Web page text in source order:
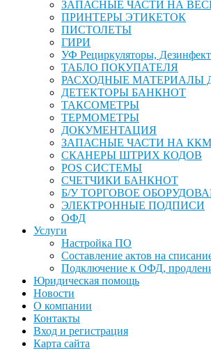
ЗАПАСНЫЕ ЧАСТИ НА
ПРИНТЕРЫ ЭТИКЕТОК
ПИСТОЛЕТЫ
ГИРИ
УФ Рециркуляторы,
ТАБЛО ПОКУПАТЕЛЯ
РАСХОДНЫЕ МАТЕРИАЛЫ
ДЕТЕКТОРЫ БАНКНОТ
ТАКСОМЕТРЫ
ТЕРМОМЕТРЫ
ДОКУМЕНТАЦИЯ
ЗАПАСНЫЕ ЧАСТИ НА ККМ
СКАНЕРЫ ШТРИХ КОДОВ
POS СИСТЕМЫ
СЧЕТЧИКИ БАНКНОТ
Б/У ТОРГОВОЕ
ЭЛЕКТРОННЫЕ ПОДПИСИ
ОФД
Услуги
Настройка ПО
Составление актов на
Подключение к ОФД,
Юридическая помощь
Новости
О компании
Контакты
Вход и регистрация
Карта сайта